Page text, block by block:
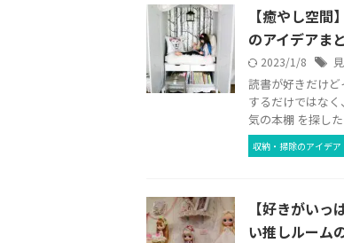
【癒やし空
のアイデアま
2023/1/8
読書が好きだけ
するだけではな
気の本棚 を探した
収納・掃除のアイデア
【好きがい
い推しルーム